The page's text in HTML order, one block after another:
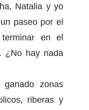
Natalia y yo
paseo por el
en el
¿No hay nada
zonas
riberas y